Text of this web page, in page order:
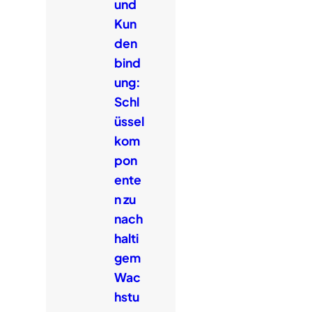
und
Kun
den
bind
ung:
Schl
üssel
kom
pon
ente
n zu
nach
halti
gem
Wac
hstu